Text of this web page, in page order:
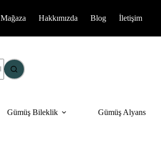
Mağaza Hakkımızda Blog İletişim
Gümüş Bileklik Gümüş Alyans